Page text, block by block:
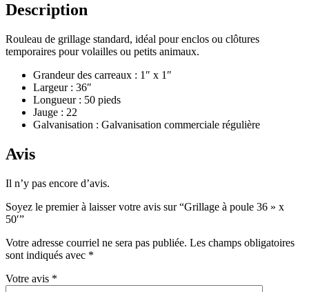
Description
Rouleau de grillage standard, idéal pour enclos ou clôtures
temporaires pour volailles ou petits animaux.
Grandeur des carreaux : 1″ x 1″
Largeur : 36″
Longueur : 50 pieds
Jauge : 22
Galvanisation : Galvanisation commerciale régulière
Avis
Il n’y pas encore d’avis.
Soyez le premier à laisser votre avis sur “Grillage à poule 36 » x
50′”
Votre adresse courriel ne sera pas publiée. Les champs obligatoires
sont indiqués avec *
Votre avis *